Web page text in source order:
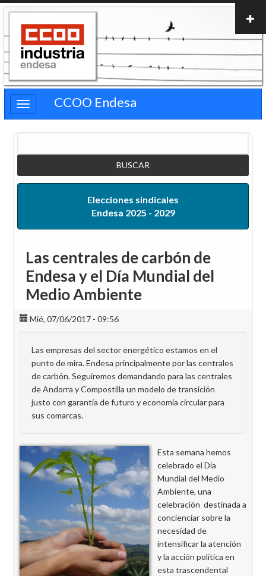
Pasar
contenido
principal
CCOO Endesa
Elecciones sindicales
Endesa 2025 - 2029
Las centrales de carbón de
Endesa y el Día Mundial del
Medio Ambiente
Mié, 07/06/2017 - 09:56
Las empresas del sector energético estamos en el
punto de mira. Endesa principalmente por las centrales
de carbón. Seguiremos demandando para las centrales
de Andorra y Compostilla un modelo de transición
justo con garantía de futuro y economía circular para
sus comarcas.
Esta semana hemos
celebrado el Día
Mundial del Medio
Ambiente, una
celebración destinada a
concienciar sobre la
necesidad de
intensificar la atención
y la acción política en
esta trascendental